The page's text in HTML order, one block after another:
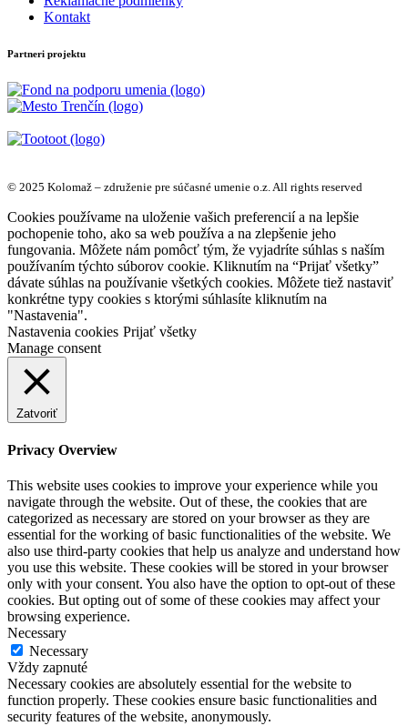
Kontakt
Partneri projektu
© 2025 Kolomaž – združenie pre súčasné umenie o.z. All rights reserved
Cookies používame na uloženie vašich preferencií a na lepšie
pochopenie toho, ako sa web používa a na zlepšenie jeho
fungovania. Môžete nám pomôcť tým, že vyjadríte súhlas s naším
používaním týchto súborov cookie. Kliknutím na “Prijať všetky”
dávate súhlas na používanie všetkých cookies. Môžete tiež nastaviť
konkrétne typy cookies s ktorými súhlasíte kliknutím na
"Nastavenia".
Nastavenia cookies Prijať všetky
Manage consent
Zatvoriť
Privacy Overview
This website uses cookies to improve your experience while you
navigate through the website. Out of these, the cookies that are
categorized as necessary are stored on your browser as they are
essential for the working of basic functionalities of the website. We
also use third-party cookies that help us analyze and understand how
you use this website. These cookies will be stored in your browser
only with your consent. You also have the option to opt-out of these
cookies. But opting out of some of these cookies may affect your
browsing experience.
Necessary
Necessary
Vždy zapnuté
Necessary cookies are absolutely essential for the website to
function properly. These cookies ensure basic functionalities and
security features of the website, anonymously.